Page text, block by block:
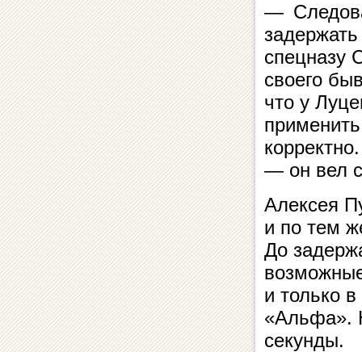
—
спецназу
своего
что у
— он вел
Алексея
и по тем
До
и только
«Альфа».
секунды.